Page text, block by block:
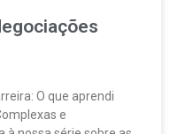
O que aprendi
e